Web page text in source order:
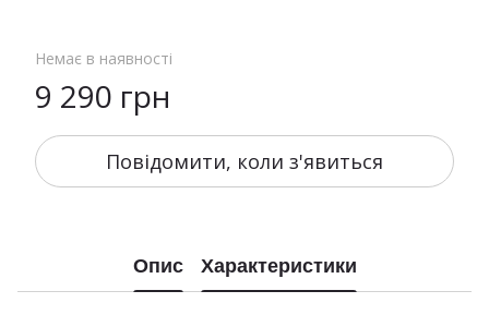
Немає в наявності
9 290 грн
Повідомити, коли з'явиться
Опис Характеристики